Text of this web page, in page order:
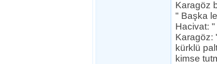
Karagöz
" Başka
Hacivat:
Karagöz:
kürklü
kimse